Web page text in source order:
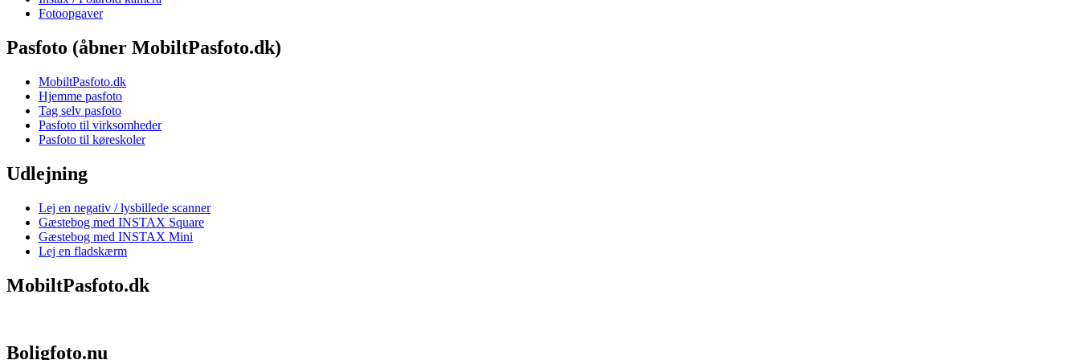
Fotoopgaver
Pasfoto (åbner MobiltPasfoto.dk)
MobiltPasfoto.dk
Hjemme pasfoto
Tag selv pasfoto
Pasfoto til virksomheder
Pasfoto til køreskoler
Udlejning
Lej en negativ / lysbillede scanner
Gæstebog med INSTAX Square
Gæstebog med INSTAX Mini
Lej en fladskærm
MobiltPasfoto.dk
Boligfoto.nu